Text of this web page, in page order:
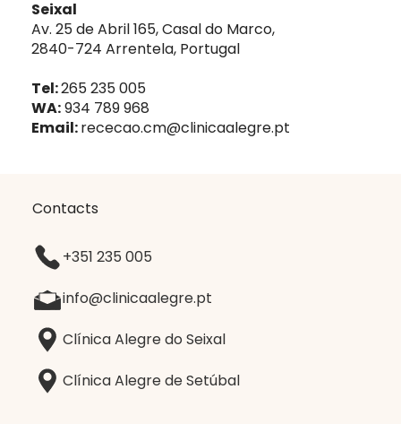
Seixal
Av. 25 de Abril 165, Casal do Marco,
2840-724 Arrentela, Portugal
Tel:265 235 005
WA:934 789 968
Email:rececao.cm@clinicaalegre.pt
Contacts
+351 235 005
info@clinicaalegre.pt
Clínica Alegre do Seixal
Clínica Alegre de Setúbal